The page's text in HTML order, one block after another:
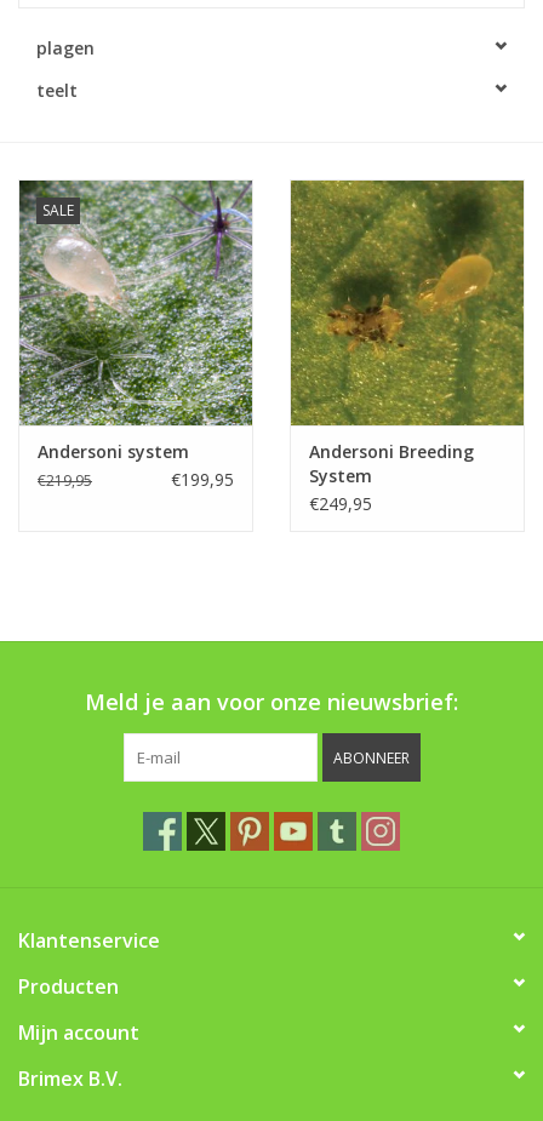
Monitoring
Brimex kaarten
Vallen
Drukspuiten
Onkruid & Reiniging
Zaden
plagen
teelt
SALE
Andersoni system
€219,95 €199,95
Andersoni Breeding
System
€249,95
Meld je aan voor onze nieuwsbrief:
ABONNEER
Klantenservice
Producten
Mijn account
Brimex B.V.